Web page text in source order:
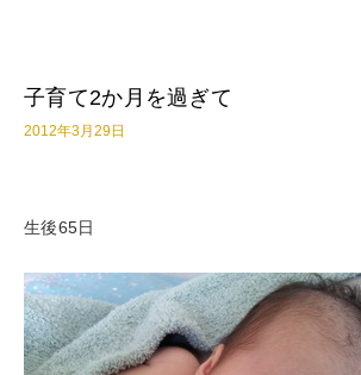
子育て2か月を過ぎて
2012年3月29日
生後65日